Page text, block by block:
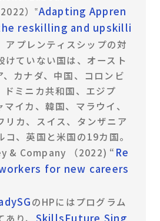
）‟Adapting Appren
reskilling and upskilli
プレンティスシップの対
けていない国は、オースト
、カナダ、中国、コロンビ
ドミニカ共和国、エジプ
マイカ、韓国、マラウイ、
リカ、スイス、タンザニア
、英国と米国の19カ国。
& Company （2022) “ Re
for new careers
のHPにはプログラム
り、 SkillsFuture Sing